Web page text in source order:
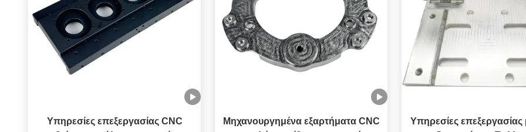
Υπηρεσίες επεξεργασίας CNC
Μηχανουργημένα εξαρτήματα CNC
Υπηρεσίες